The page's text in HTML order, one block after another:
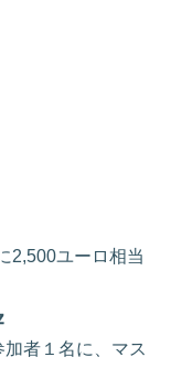
2,500ユーロ相当
加者１名に、マス